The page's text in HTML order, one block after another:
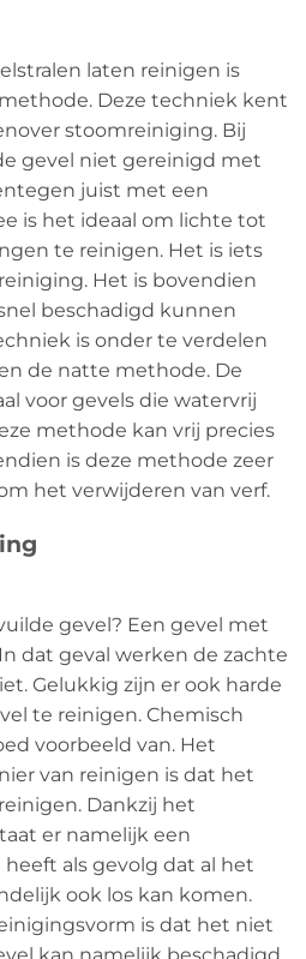
laten reinigen is
Deze techniek kent
stoomreiniging. Bij
gevel niet gereinigd met
juist met een
is het ideaal om lichte tot
te reinigen. Het is iets
Het is bovendien
beschadigd kunnen
is onder te verdelen
de natte methode. De
voor gevels die watervrij
methode kan vrij precies
is deze methode zeer
het verwijderen van verf.
gevel? Een gevel met
dat geval werken de zachte
Gelukkig zijn er ook harde
te reinigen. Chemisch
voorbeeld van. Het
van reinigen is dat het
Dankzij het
er namelijk een
als gevolg dat al het
ook los kan komen.
is dat het niet